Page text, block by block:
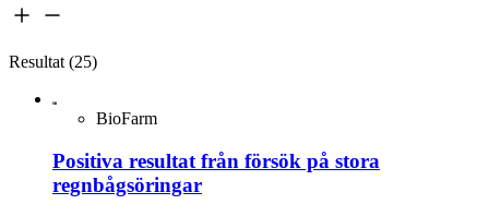
Resultat (25)
BioFarm
Positiva resultat från försök på stora
regnbågsöringar